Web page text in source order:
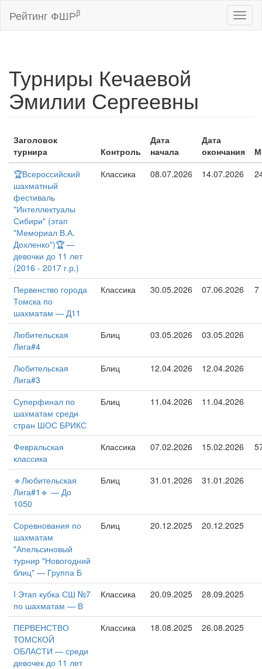
Рейтинг ФШРβ
Турниры Кечаевой
Эмилии Сергеевны
Заголовок
турнира
Контроль
Дата
начала
Дата
окончания
🏆Всероссийский
шахматный
фестиваль
"Интеллектуалы
Сибири" (этап
"Мемориал В.А.
Дохленко")🏆 —
девочки до 11 лет
(2016 - 2017 г.р.)
Классика 08.07.2026 14.07.2026
Первенство города
Томска по
шахматам — Д11
Классика 30.05.2026 07.06.2026 7
Любительская
Лига#4
Блиц 03.05.2026 03.05.2026
Любительская
Лига#3
Блиц 12.04.2026 12.04.2026
Суперфинал по
шахматам среди
стран ШОС БРИКС
Блиц 11.04.2026 11.04.2026
Февральская
классика
Классика 07.02.2026 15.02.2026
🔹Любительская
Лига#1🔹 — До
1050
Блиц 31.01.2026 31.01.2026
Соревнования по
шахматам
"Апельсиновый
турнир "Новогодний
блиц" — Группа Б
Блиц 20.12.2025 20.12.2025
I Этап кубка СШ №7
по шахматам — В
Классика 20.09.2025 28.09.2025
ПЕРВЕНСТВО
ТОМСКОЙ
ОБЛАСТИ — среди
девочек до 11 лет
Классика 18.08.2025 26.08.2025